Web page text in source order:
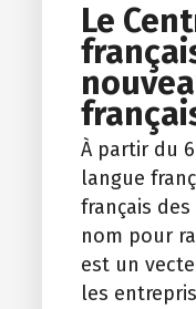
Le
À partir du
langue
français
nom pour
est un
les